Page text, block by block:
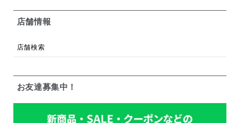
店舗情報
店舗検索
お友達募集中！